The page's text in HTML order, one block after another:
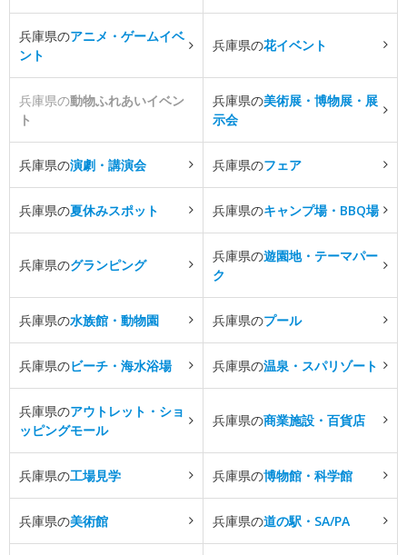
兵庫県のアニメ・ゲームイベ
ント
兵庫県の花イベント
兵庫県の動物ふれあいイベン
ト
兵庫県の美術展・博物展・展
示会
兵庫県の演劇・講演会 兵庫県のフェア
兵庫県の夏休みスポット 兵庫県のキャンプ場・BBQ場
兵庫県のグランピング
兵庫県の遊園地・テーマパー
ク
兵庫県の水族館・動物園 兵庫県のプール
兵庫県のビーチ・海水浴場 兵庫県の温泉・スパリゾート
兵庫県のアウトレット・ショ
ッピングモール
兵庫県の商業施設・百貨店
兵庫県の工場見学 兵庫県の博物館・科学館
兵庫県の美術館 兵庫県の道の駅・SA/PA